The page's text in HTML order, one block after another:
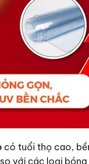
có tuổi thọ cao,
với các loại